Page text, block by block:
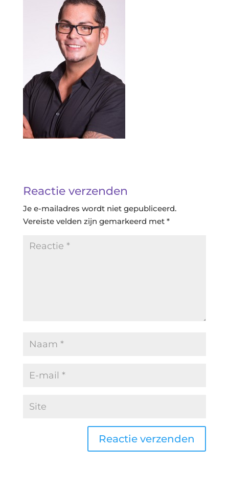
Reactie verzenden
Je e-mailadres wordt niet gepubliceerd.
Vereiste velden zijn gemarkeerd met *